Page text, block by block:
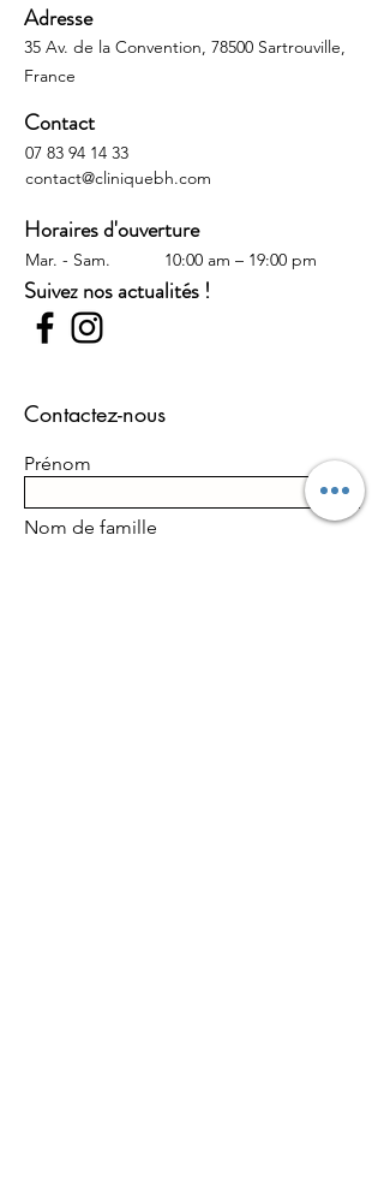
Adresse
35 Av. de la Convention, 78500 Sartrouville,
France
Contact
07 83 94 14 33
contact@cliniquebh.com
Horaires d'ouverture
Mar. - Sam. 10:00 am – 19:00 pm
Suivez nos actualités !
Contactez-nous
Prénom
Nom de famille